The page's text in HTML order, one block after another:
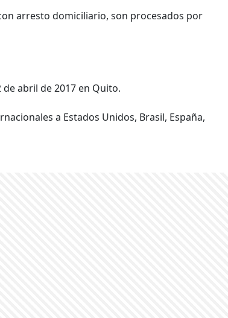
arresto domiciliario, son procesados por
abril de 2017 en Quito.
a Estados Unidos, Brasil, España,